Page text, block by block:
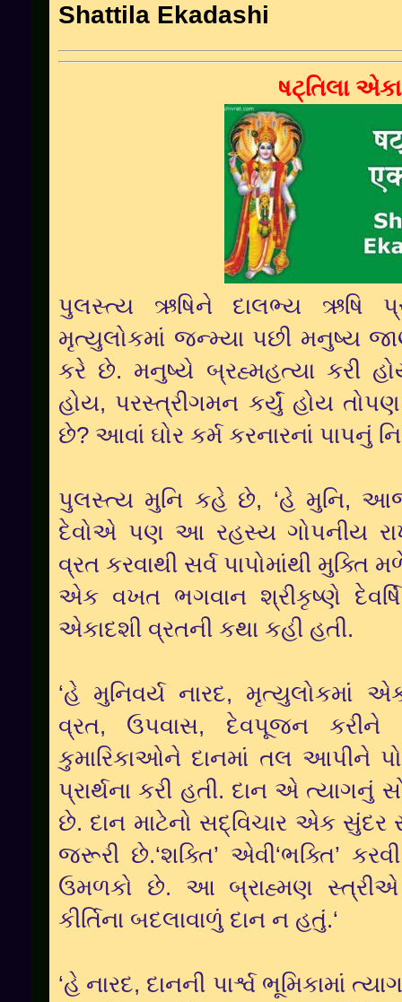
Shattila Ekadashi
ષટ્તિલા
પુલસ્ત્ય ઋષિને દાલભ્ય ઋષિ
મૃત્યુલોકમાં જન્મ્યા પછી મનુષ્ય
કરે છે. મનુષ્યે બ્રહ્મહત્યા કરી
હોય, પરસ્ત્રીગમન કર્યું હોય
છે? આવાં ઘોર કર્મ કરનારનાં પાપનું
પુલસ્ત્ય મુનિ કહે છે, ‘હે મુનિ,
દેવોએ પણ આ રહસ્ય ગોપનીય
વ્રત કરવાથી સર્વ પાપોમાંથી મુક્તિ
એક વખત ભગવાન શ્રીકૃષ્ણે
એકાદશી વ્રતની કથા કહી હતી.
‘હે મુનિવર્ય નારદ, મૃત્યુલોકમાં
વ્રત, ઉપવાસ, દેવપૂજન
કુમારિકાઓને દાનમાં તલ આપીને
પ્રાર્થના કરી હતી. દાન એ ત્યાગનું
છે. દાન માટેનો સદ્વિચાર એક સુંદર
જરૂરી છે.‘શક્તિ’ એવી‘ભક્તિ’
ઉમળકો છે. આ બ્રાહ્મણ સ્ત્રીએ
કીર્તિના બદલાવાળું દાન ન હતું.‘
‘હે નારદ, દાનની પાર્શ્વ ભૂમિકામાં